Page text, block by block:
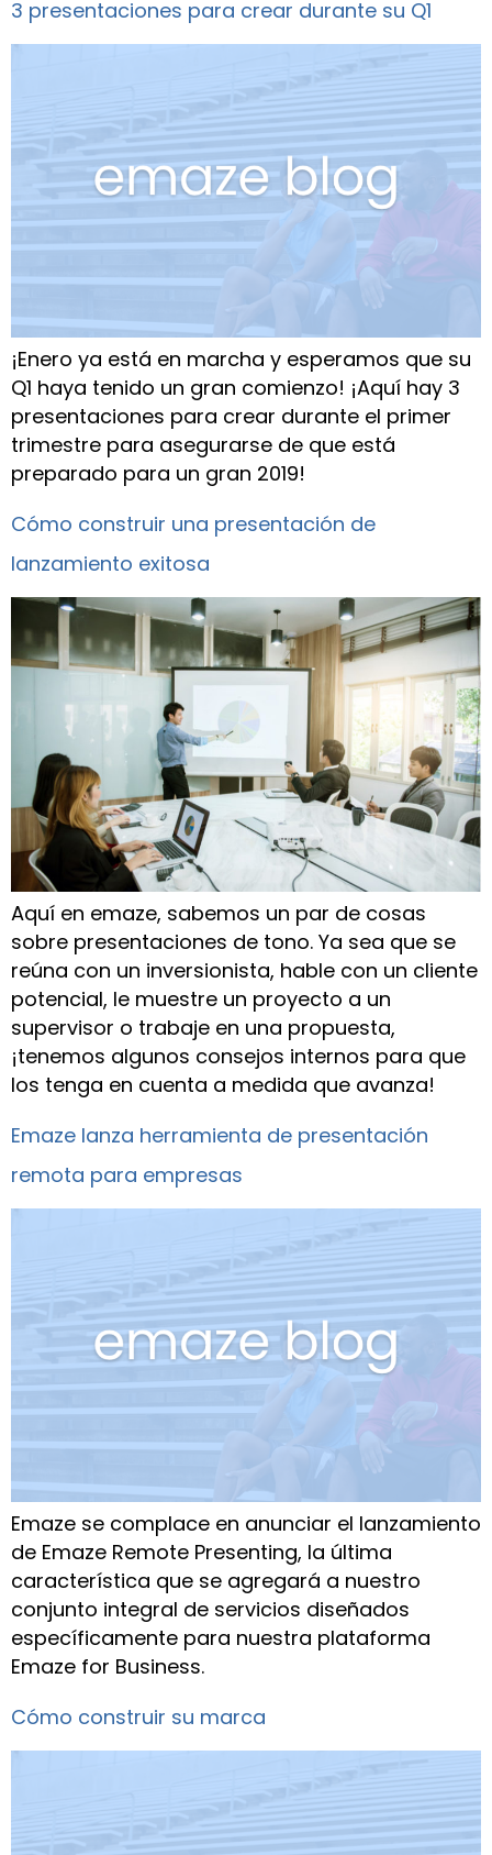
3 presentaciones para crear durante su Q1
¡Enero ya está en marcha y esperamos que su
Q1 haya tenido un gran comienzo! ¡Aquí hay 3
presentaciones para crear durante el primer
trimestre para asegurarse de que está
preparado para un gran 2019!
Cómo construir una presentación de
lanzamiento exitosa
Aquí en emaze, sabemos un par de cosas
sobre presentaciones de tono. Ya sea que se
reúna con un inversionista, hable con un cliente
potencial, le muestre un proyecto a un
supervisor o trabaje en una propuesta,
¡tenemos algunos consejos internos para que
los tenga en cuenta a medida que avanza!
Emaze lanza herramienta de presentación
remota para empresas
Emaze se complace en anunciar el lanzamiento
de Emaze Remote Presenting, la última
característica que se agregará a nuestro
conjunto integral de servicios diseñados
específicamente para nuestra plataforma
Emaze for Business.
Cómo construir su marca